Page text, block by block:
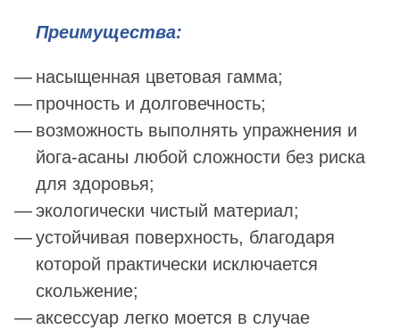
Преимущества:
насыщенная цветовая гамма;
прочность и долговечность;
возможность выполнять упражнения и
йога-асаны любой сложности без риска
для здоровья;
экологически чистый материал;
устойчивая поверхность, благодаря
которой практически исключается
скольжение;
аксессуар легко моется в случае